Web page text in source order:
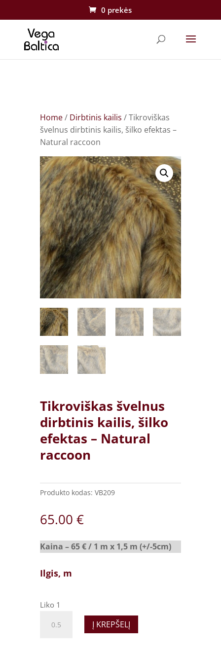
0 prekės
Home/ Dirbtinis kailis / Tikroviškas
švelnus dirbtinis kailis, šilko efektas –
Natural raccoon
Tikroviškas švelnus
dirbtinis kailis, šilko
efektas – Natural
raccoon
Produkto kodas: VB209
65.00 €
Kaina – 65 € / 1 m x 1,5 m (+/-5cm)
Ilgis, m
Liko 1
švelnus
Į KREPŠELĮ